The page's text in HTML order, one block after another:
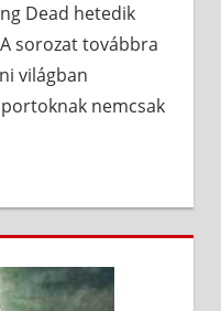
Dead hetedik
sorozat továbbra
világban
nemcsak